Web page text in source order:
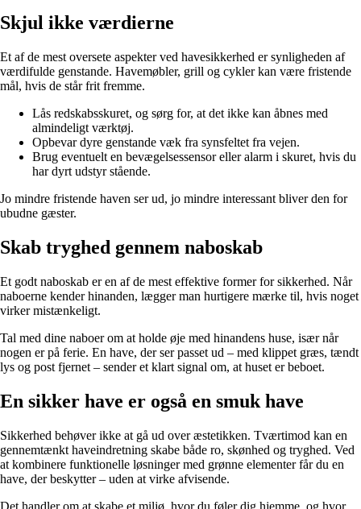
Skjul ikke værdierne
Et af de mest oversete aspekter ved havesikkerhed er synligheden af
værdifulde genstande. Havemøbler, grill og cykler kan være fristende
mål, hvis de står frit fremme.
Lås redskabsskuret, og sørg for, at det ikke kan åbnes med
almindeligt værktøj.
Opbevar dyre genstande væk fra synsfeltet fra vejen.
Brug eventuelt en bevægelsessensor eller alarm i skuret, hvis du
har dyrt udstyr stående.
Jo mindre fristende haven ser ud, jo mindre interessant bliver den for
ubudne gæster.
Skab tryghed gennem naboskab
Et godt naboskab er en af de mest effektive former for sikkerhed. Når
naboerne kender hinanden, lægger man hurtigere mærke til, hvis noget
virker mistænkeligt.
Tal med dine naboer om at holde øje med hinandens huse, især når
nogen er på ferie. En have, der ser passet ud – med klippet græs, tændt
lys og post fjernet – sender et klart signal om, at huset er beboet.
En sikker have er også en smuk have
Sikkerhed behøver ikke at gå ud over æstetikken. Tværtimod kan en
gennemtænkt haveindretning skabe både ro, skønhed og tryghed. Ved
at kombinere funktionelle løsninger med grønne elementer får du en
have, der beskytter – uden at virke afvisende.
Det handler om at skabe et miljø, hvor du føler dig hjemme, og hvor